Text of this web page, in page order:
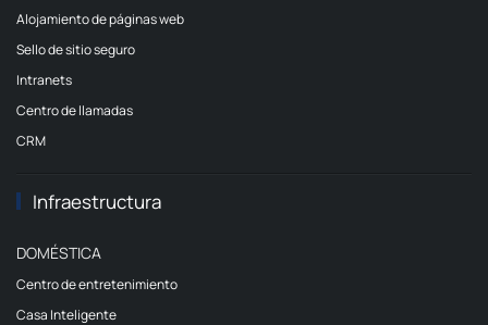
Alojamiento de páginas web
Sello de sitio seguro
Intranets
Centro de llamadas
CRM
Infraestructura
DOMÉSTICA
Centro de entretenimiento
Casa Inteligente